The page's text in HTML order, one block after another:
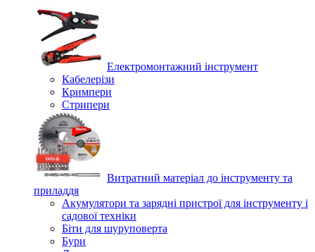
Електромонтажний інструмент
Кабелерізи
Кримпери
Стрипери
Витратний матеріал до інструменту та
приладдя
Акумулятори та зарядні пристрої для інструменту і
садової техніки
Біти для шуруповерта
Бури